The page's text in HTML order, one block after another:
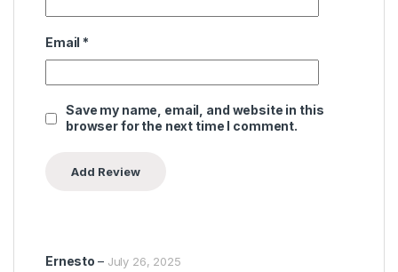
Email *
Save my name, email, and website in this
browser for the next time I comment.
Ernesto – July 26, 2025